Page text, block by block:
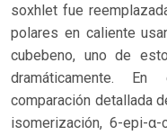
soxhlet fue
polares en caliente
cubebeno, uno de
dramáticamente.
comparación detallada
isomerización, 6-epi-